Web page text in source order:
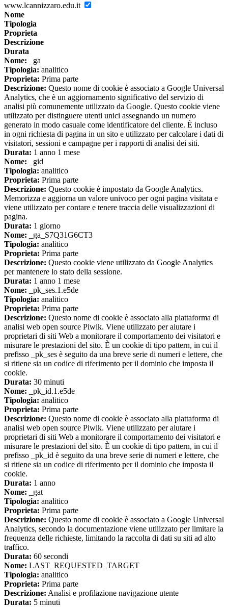
www.lcannizzaro.edu.it
Nome
Tipologia
Proprieta
Descrizione
Durata
Nome: _ga
Tipologia: analitico
Proprieta: Prima parte
Descrizione: Questo nome di cookie è associato a Google Universal
Analytics, che è un aggiornamento significativo del servizio di
analisi più comunemente utilizzato da Google. Questo cookie viene
utilizzato per distinguere utenti unici assegnando un numero
generato in modo casuale come identificatore del cliente. È incluso
in ogni richiesta di pagina in un sito e utilizzato per calcolare i dati di
visitatori, sessioni e campagne per i rapporti di analisi dei siti.
Durata: 1 anno 1 mese
Nome: _gid
Tipologia: analitico
Proprieta: Prima parte
Descrizione: Questo cookie è impostato da Google Analytics.
Memorizza e aggiorna un valore univoco per ogni pagina visitata e
viene utilizzato per contare e tenere traccia delle visualizzazioni di
pagina.
Durata: 1 giorno
Nome: _ga_S7Q31G6CT3
Tipologia: analitico
Proprieta: Prima parte
Descrizione: Questo cookie viene utilizzato da Google Analytics
per mantenere lo stato della sessione.
Durata: 1 anno 1 mese
Nome: _pk_ses.1.e5de
Tipologia: analitico
Proprieta: Prima parte
Descrizione: Questo nome di cookie è associato alla piattaforma di
analisi web open source Piwik. Viene utilizzato per aiutare i
proprietari di siti Web a monitorare il comportamento dei visitatori e
misurare le prestazioni del sito. È un cookie di tipo pattern, in cui il
prefisso _pk_ses è seguito da una breve serie di numeri e lettere, che
si ritiene sia un codice di riferimento per il dominio che imposta il
cookie.
Durata: 30 minuti
Nome: _pk_id.1.e5de
Tipologia: analitico
Proprieta: Prima parte
Descrizione: Questo nome di cookie è associato alla piattaforma di
analisi web open source Piwik. Viene utilizzato per aiutare i
proprietari di siti Web a monitorare il comportamento dei visitatori e
misurare le prestazioni del sito. È un cookie di tipo pattern, in cui il
prefisso _pk_id è seguito da una breve serie di numeri e lettere, che
si ritiene sia un codice di riferimento per il dominio che imposta il
cookie.
Durata: 1 anno
Nome: _gat
Tipologia: analitico
Proprieta: Prima parte
Descrizione: Questo nome di cookie è associato a Google Universal
Analytics, secondo la documentazione viene utilizzato per limitare la
frequenza delle richieste, limitando la raccolta di dati su siti ad alto
traffico.
Durata: 60 secondi
Nome: LAST_REQUESTED_TARGET
Tipologia: analitico
Proprieta: Prima parte
Descrizione: Analisi e profilazione navigazione utente
Durata: 5 minuti